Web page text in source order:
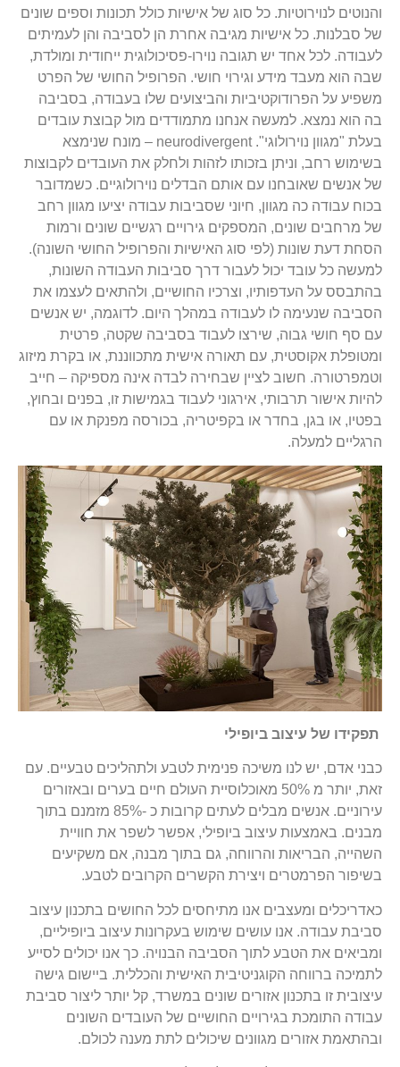
והנוטים לנוירוטיות. כל סוג של אישיות כולל תכונות וספים שונים
של סבלנות. כל אישיות מגיבה אחרת הן לסביבה והן לעמיתים
לעבודה. לכל אחד יש תגובה נוירו-פסיכולוגית ייחודית ומולדת,
שבה הוא מעבד מידע וגירוי חושי. הפרופיל החושי של הפרט
משפיע על הפרודוקטיביות והביצועים שלו בעבודה, בסביבה
בה הוא נמצא. למעשה אנחנו מתמודדים מול קבוצת עובדים
בעלת "מגוון נוירולוגי". neurodivergent – מונח שנימצא
בשימוש רחב, וניתן בזכותו לזהות ולחלק את העובדים לקבוצות
של אנשים שאובחנו עם אותם הבדלים נוירולוגיים. כשמדובר
בכוח עבודה כה מגוון, חיוני שסביבות עבודה יציעו מגוון רחב
של מרחבים שונים, המספקים גירויים רגשיים שונים ורמות
הסחת דעת שונות (לפי סוג האישיות והפרופיל החושי השונה).
למעשה כל עובד יכול לעבור דרך סביבות העבודה השונות,
בהתבסס על העדפותיו, וצרכיו החושיים, ולהתאים לעצמו את
הסביבה שנעימה לו לעבודה במהלך היום. לדוגמה, יש אנשים
עם סף חושי גבוה, שירצו לעבוד בסביבה שקטה, פרטית
ומטופלת אקוסטית, עם תאורה אישית מתכווננת, או בקרת מיזוג
וטמפרטורה. חשוב לציין שבחירה לבדה אינה מספיקה – חייב
להיות אישור תרבותי, אירגוני לעבוד בגמישות זו, בפנים ובחוץ,
בפטיו, או בגן, בחדר או בקפיטריה, בכורסה מפנקת או עם
הרגליים למעלה.
תפקידו של עיצוב ביופילי
כבני אדם, יש לנו משיכה פנימית לטבע ולתהליכים טבעיים. עם
זאת, יותר מ 50% מאוכלוסיית העולם חיים בערים ובאזורים
עירוניים. אנשים מבלים לעתים קרובות כ -85% מזמנם בתוך
מבנים. באמצעות עיצוב ביופילי, אפשר לשפר את חוויית
השהייה, הבריאות והרווחה, גם בתוך מבנה, אם משקיעים
בשיפור הפרמטרים ויצירת הקשרים הקרובים לטבע.
כאדריכלים ומעצבים אנו מתיחסים לכל החושים בתכנון עיצוב
סביבת עבודה. אנו עושים שימוש בעקרונות עיצוב ביופיליים,
ומביאים את הטבע לתוך הסביבה הבנויה. כך אנו יכולים לסייע
לתמיכה ברווחה הקוגניטיבית האישית והכללית. ביישום גישה
עיצובית זו בתכנון אזורים שונים במשרד, קל יותר ליצור סביבת
עבודה התומכת בגירויים החושיים של העובדים השונים
ובהתאמת אזורים מגוונים שיכולים לתת מענה לכולם.